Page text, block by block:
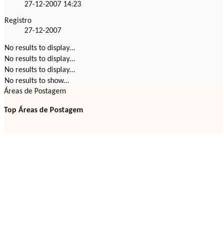
27-12-2007 14:23
Registro
27-12-2007
No results to display...
No results to display...
No results to display...
No results to show...
Áreas de Postagem
Top Áreas de Postagem